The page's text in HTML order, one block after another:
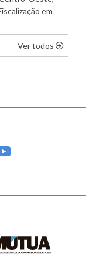
em
Ver todos os